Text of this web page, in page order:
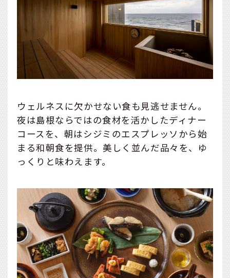
ウェルネスに欠かせない食も見逃せません。
夜は島根ならではの食材を活かしたディナー
コースを、朝はシジミのエスプレッソから始
まる和朝食を提供。美しく並んだ品々を、ゆ
っくりと味わえます。